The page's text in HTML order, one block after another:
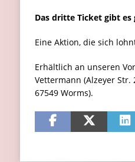
Das dritte Ticket gibt es
Eine Aktion, die sich
Erhältlich an unseren
Vettermann (Alzeyer Str.
67549 Worms).